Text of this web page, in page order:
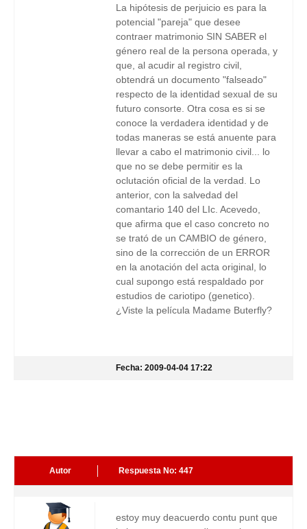
La hipótesis de perjuicio es para la
potencial "pareja" que desee
contraer matrimonio SIN SABER el
género real de la persona operada, y
que, al acudir al registro civil,
obtendrá un documento "falseado"
respecto de la identidad sexual de su
futuro consorte. Otra cosa es si se
conoce la verdadera identidad y de
todas maneras se está anuente para
llevar a cabo el matrimonio civil... lo
que no se debe permitir es la
oclutación oficial de la verdad. Lo
anterior, con la salvedad del
comantario 140 del LIc. Acevedo,
que afirma que el caso concreto no
se trató de un CAMBIO de género,
sino de la corrección de un ERROR
en la anotación del acta original, lo
cual supongo está respaldado por
estudios de cariotipo (genetico).
¿Viste la película Madame Buterfly?
Fecha: 2009-04-04 17:22
Autor Respuesta No: 447
estoy muy deacuerdo contu punt que